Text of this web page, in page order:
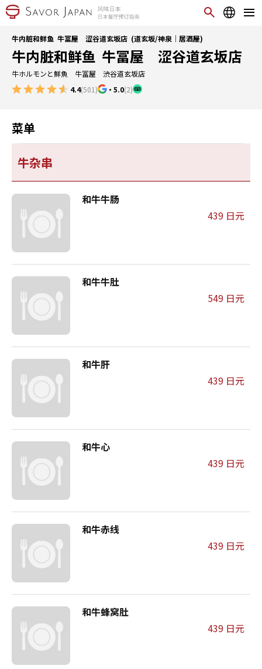
牛内脏和鲜鱼 牛冨屋 涩谷道玄坂店 (道玄坂/神泉｜居酒屋)
牛内脏和鲜鱼 牛冨屋 涩谷道玄坂店
牛ホルモンと鮮魚 牛冨屋 渋谷道玄坂店
4.4(501) ・ 5.0(2)
菜单
牛杂串
和牛牛肠
439 日元
和牛牛肚
549 日元
和牛肝
439 日元
和牛心
439 日元
和牛赤线
439 日元
和牛蜂窝肚
439 日元